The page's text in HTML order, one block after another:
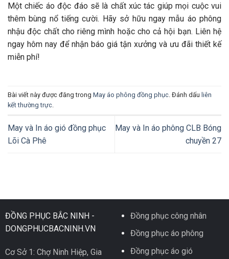
Một chiếc áo độc đáo sẽ là chất xúc tác giúp mọi cuộc vui
thêm bùng nổ tiếng cười. Hãy sở hữu ngay mẫu áo phông
nhậu độc chất cho riêng mình hoặc cho cả hội bạn. Liên hệ
ngay hôm nay để nhận báo giá tận xưởng và ưu đãi thiết kế
miễn phí!
Bài viết này được đăng trong May áo phông đồng phục . Đánh dấu liên
kết thường trực
May và In áo gió đồng phục
Lõi Cà Phê
May và In áo phông CLB Bóng
chuyền 27
ĐỒNG PHỤC BẮC NINH -
DONGPHUCBACNINH.VN
Cơ Sở 1: Chợ Ninh Hiệp, Gia
Đồng phục công nhân
Đồng phục áo phông
Đồng phục áo gió